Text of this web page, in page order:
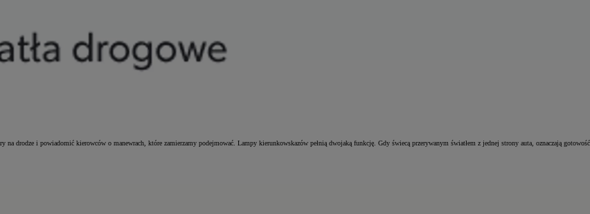
drodze i powiadomić kierowców o manewrach, które zamierzamy podejmować. Lampy kierunkowskazów pełnią dwojaką funkcję. Gdy świecą przerywanym światłem z jednej strony auta, oznaczają gotowość